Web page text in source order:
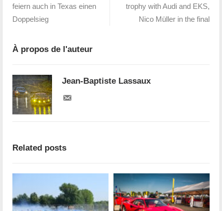
feiern auch in Texas einen
Doppelsieg
trophy with Audi and EKS,
Nico Müller in the final
À propos de l'auteur
Jean-Baptiste Lassaux
Related posts